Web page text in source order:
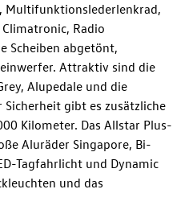
Multifunktionslederlenkrad,
Radio
Scheiben abgetönt,
Attraktiv sind die
Alupedale und die
Sicherheit gibt es zusätzliche
Kilometer. Das Allstar Plus-
Aluräder Singapore, Bi-
Tagfahrlicht und Dynamic
und das